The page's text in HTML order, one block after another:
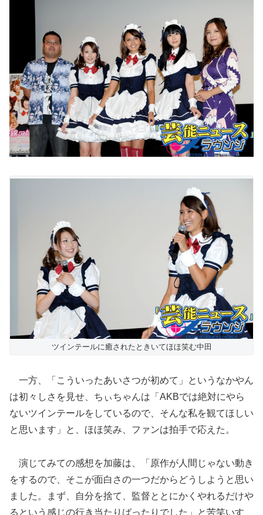
ツインテールに癒されたときいてほほ笑む中田
一方、「こういったあいさつが初めて」というなかやん
は初々しさを見せ、ちぃちゃんは「AKBでは絶対にやら
ないツインテールをしているので、そんな私を観てほしい
と思います」と、ほほ笑み、ファンは拍手で応えた。
演じてみての感想を加藤は、「原作が人間じゃない動き
をするので、そこが面白さの一つだからどうしようと思い
ました。まず、自分を捨て、監督ととにかくやれるだけや
るという感じの行き当たりばったりでした」と苦笑いす